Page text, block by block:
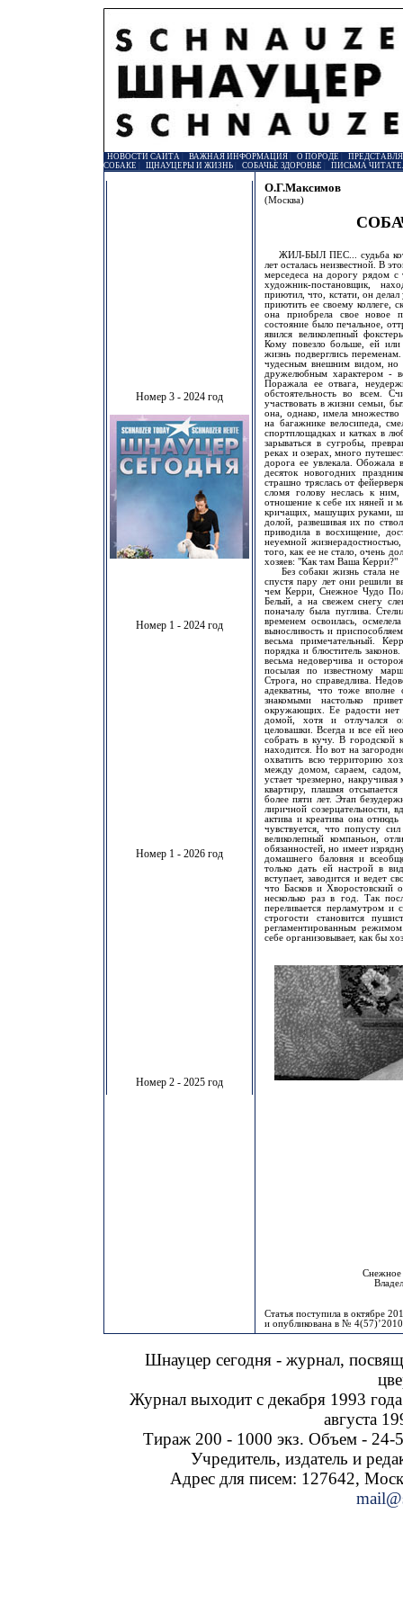
НОВОСТИ САЙТА| ВАЖНАЯ ИНФОРМАЦИЯ| О ПОРОДЕ
СОБАКЕ
ЩНАУЦЕРЫ И ЖИЗНЬ| СОБАЧЬЕ ЗДОРОВЬЕ ПИСЬМА
Номер 3 - 2024 год
Номер 1 - 2024 год
Номер 1 - 2026 год
Номер 2 - 2025 год
О.Г.Максимов
(Москва)
ЖИЛ-БЫЛ ПЕС... судьба
лет осталась неизвестной. В
мерседеса на дорогу рядом с
художник-постановщик,
приютил, что, кстати, он
приютить ее своему коллеге,
она приобрела свое новое
состояние было печальное,
явился великолепный
Кому повезло больше, ей
жизнь подверглись
чудесным внешним видом, но
дружелюбным характером -
Поражала ее отвага,
обстоятельность во всем.
участвовать в жизни семьи,
она, однако, имела множество
на багажнике велосипеда,
спортплощадках и катках в
зарываться в сугробы,
реках и озерах, много
дорога ее увлекала. Обожала
десяток новогодних
страшно тряслась от
сломя голову неслась к
отношение к себе их няней и
кричащих, машущих руками,
долой, развешивая их по
приводила в восхищение,
неуемной
того, как ее не стало, очень
хозяев: "Как там Ваша Керри?"
Без собаки жизнь стала не
спустя пару лет они решили
чем Керри, Снежное Чудо
Белый, а на свежем снегу
поначалу была пуглива.
временем освоилась,
выносливость и
весьма примечательный.
порядка и блюститель
весьма недоверчива и
посылая по известному
Строга, но справедлива.
адекватны, что тоже вполне
знакомыми настолько
окружающих. Ее радости нет
домой, хотя и отлучался
целовашки. Всегда и все ей
собрать в кучу. В городской
находится. Но вот на
охватить всю территорию
между домом, сараем,
устает чрезмерно,
квартиру, плашмя
более пяти лет. Этап
лиричной созерцательности,
актива и креатива она
чувствуется, что попусту
великолепный компаньон,
обязанностей, но имеет
домашнего баловня и
только дать ей настрой в
вступает, заводится и ведет
что Басков и Хворостовский
несколько раз в год. Так
переливается перламутром
строгости становится
регламентированным
себе организовывает, как бы
Снежное
Статья поступила в октябре
и опубликована в №
Шнауцер сегодня - журнал,
Журнал выходит с декабря 1993
августа
Тираж 200 - 1000 экз. Объем - 24-
Учредитель, издатель и
Адрес для писем: 127642,